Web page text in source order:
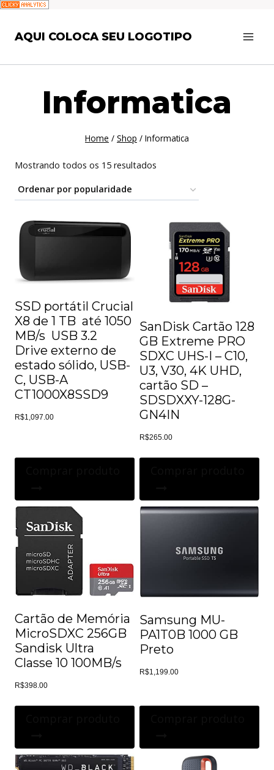
paraAQUI COLOCA SEU LOGOTIPO
Informatica
Home / Shop / Informatica
Mostrando todos os 15 resultados
popularidade
SSD portátil Crucial
X8 de 1 TB  até 1050
MB/s  USB 3.2 
Drive externo de
estado sólido, USB-
C, USB-A 
CT1000X8SSD9
R$1,097.00
SanDisk Cartão 128
GB Extreme PRO
SDXC UHS-I – C10,
U3, V30, 4K UHD,
cartão SD –
SDSDXXY-128G-
GN4IN
R$265.00
Cartão de Memória
MicroSDXC 256GB
Sandisk Ultra
Classe 10 100MB/s
R$398.00
Samsung MU-
PA1T0B 1000 GB
Preto
R$1,199.00